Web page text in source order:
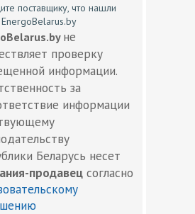
поставщику, что нашли
не
проверку
информации.
за
информации
Беларусь несет
продавец согласно